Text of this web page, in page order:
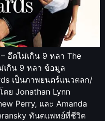
อึดไม่เกิน 9 หลา The
เกิน 9 หลา ข้อมูล
เป็นภาพยนตร์แนวตลก/
ย Jonathan Lynn
Perry, และ Amanda
ทันตแพทย์ที่ชีวิต